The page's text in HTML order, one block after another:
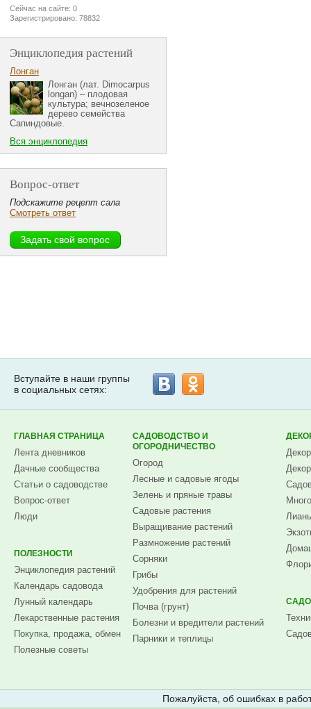
Сейчас на сайте: 0
Зарегистрировано: 78832
Энциклопедия растений
Лонган
Лонган (лат. Dimocarpus
longan) – плодовая
культура; вечнозеленое
дерево семейства
Сапиндовые.
Вся энциклопедия
Вопрос-ответ
Подскажите рецепт сала
Смотреть ответ
Вступайте в наши группы
в социальных сетях:
ГЛАВНАЯ СТРАНИЦА
Лента дневников
Дачные сообщества
Статьи о садоводстве
Вопрос-ответ
Люди
ПОЛЕЗНОСТИ
Энциклопедия растений
Календарь садовода
Лунный календарь
Лекарственные растения
Покупка, продажа, обмен
Полезные советы
САДОВОДСТВО И
ОГОРОДНИЧЕСТВО
Огород
Лесные и садовые ягоды
Зелень и пряные травы
Садовые растения
Выращивание растений
Размножение растений
Сорняки
Грибы
Удобрения для растений
Почва (грунт)
Болезни и вредители растений
Парники и теплицы
Пожалуйста, об ошибках в